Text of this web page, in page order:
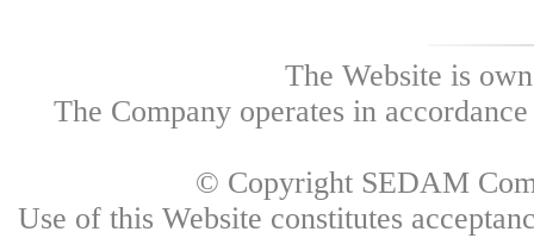
The Website is
The Company operates in
© Copyright SEDAM
Use of this Website constitutes